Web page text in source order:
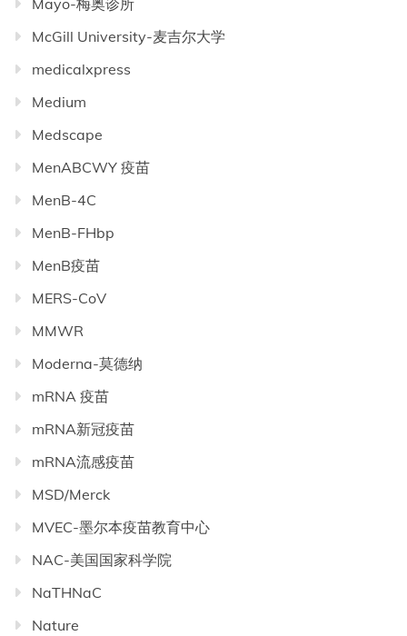
Mayo-梅奥诊所
McGill University-麦吉尔大学
medicalxpress
Medium
Medscape
MenABCWY 疫苗
MenB-4C
MenB-FHbp
MenB疫苗
MERS-CoV
MMWR
Moderna-莫德纳
mRNA 疫苗
mRNA新冠疫苗
mRNA流感疫苗
MSD/Merck
MVEC-墨尔本疫苗教育中心
NAC-美国国家科学院
NaTHNaC
Nature